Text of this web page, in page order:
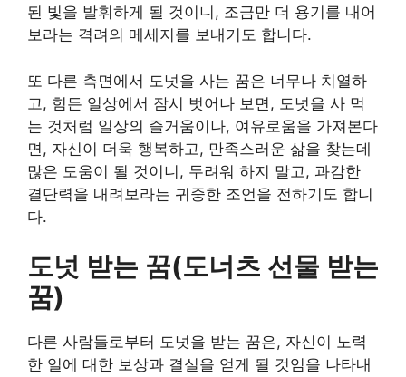
된 빛을 발휘하게 될 것이니, 조금만 더 용기를 내어
보라는 격려의 메세지를 보내기도 합니다.
또 다른 측면에서 도넛을 사는 꿈은 너무나 치열하
고, 힘든 일상에서 잠시 벗어나 보면, 도넛을 사 먹
는 것처럼 일상의 즐거움이나, 여유로움을 가져본다
면, 자신이 더욱 행복하고, 만족스러운 삶을 찾는데
많은 도움이 될 것이니, 두려워 하지 말고, 과감한
결단력을 내려보라는 귀중한 조언을 전하기도 합니
다.
도넛 받는 꿈(도너츠 선물 받는
꿈)
다른 사람들로부터 도넛을 받는 꿈은, 자신이 노력
한 일에 대한 보상과 결실을 얻게 될 것임을 나타내